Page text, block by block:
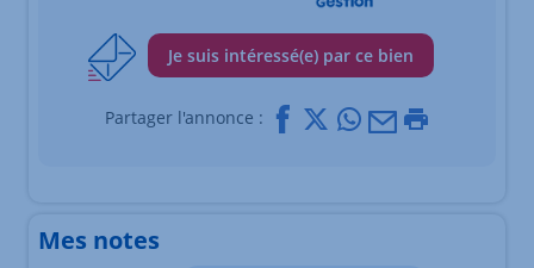
Je suis intéressé(e) par ce bien
Partager l'annonce : Facebook
X Whatsapp
Mail
Mes notes